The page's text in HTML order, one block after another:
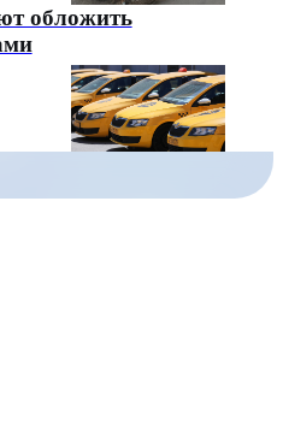
обложить